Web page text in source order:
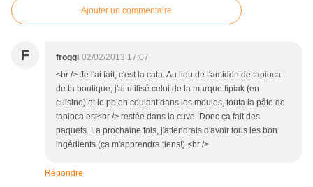
Ajouter un commentaire
F froggi 02/02/2013 17:07
<br /> Je l'ai fait, c'est la cata. Au lieu de l'amidon de tapioca
de ta boutique, j'ai utilisé celui de la marque tipiak (en
cuisine) et le pb en coulant dans les moules, touta la pâte de
tapioca est<br /> restée dans la cuve. Donc ça fait des
paquets. La prochaine fois, j'attendrais d'avoir tous les bon
ingédients (ça m'apprendra tiens!).<br />
Répondre